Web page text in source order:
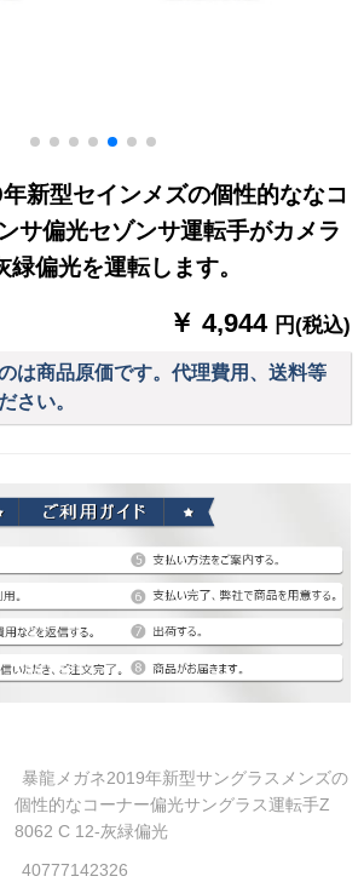
新型セインメズの個性的ななコ
サ偏光セゾンサ運転手がカメラ
偏光を運転します。
￥ 4,944 円(税込)
は商品原価です。代理費用、送料等
さい。
暴龍メガネ2019年新型サングラスメンズの
個性的なコーナー偏光サングラス運転手Z
8062 C 12-灰緑偏光
40777142326